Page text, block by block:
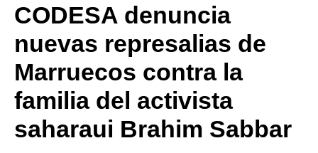
CODESA denuncia
nuevas represalias de
Marruecos contra la
familia del activista
saharaui Brahim Sabbar